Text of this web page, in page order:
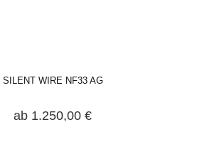
SILENT WIRE NF33 AG
ab 1.250,00 €